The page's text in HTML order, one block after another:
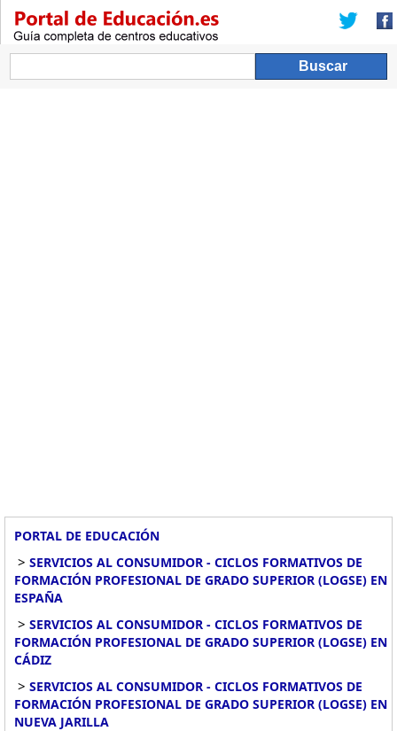
PORTAL DE EDUCACIÓN
> SERVICIOS AL CONSUMIDOR - CICLOS FORMATIVOS DE
FORMACIÓN PROFESIONAL DE GRADO SUPERIOR (LOGSE) EN
ESPAÑA
> SERVICIOS AL CONSUMIDOR - CICLOS FORMATIVOS DE
FORMACIÓN PROFESIONAL DE GRADO SUPERIOR (LOGSE) EN
CÁDIZ
> SERVICIOS AL CONSUMIDOR - CICLOS FORMATIVOS DE
FORMACIÓN PROFESIONAL DE GRADO SUPERIOR (LOGSE) EN
NUEVA JARILLA